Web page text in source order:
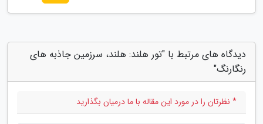
دیدگاه های مرتبط با "تور هلند: هلند، سرزمین جاذبه های
رنگارنگ"
* نظرتان را در مورد این مقاله با ما درمیان بگذارید